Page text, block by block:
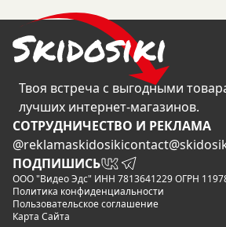
Твоя встреча с выгодными
лучших интернет-магазинов.
CОТРУДНИЧЕСТВО И РЕКЛАМА
@reklamaskidosiki
ПОДПИШИСЬ
ООО "Видео Эдс" ИНН 7813641229 ОГРН
Политика конфиденциальности
Пользовательское соглашение
Карта Сайта